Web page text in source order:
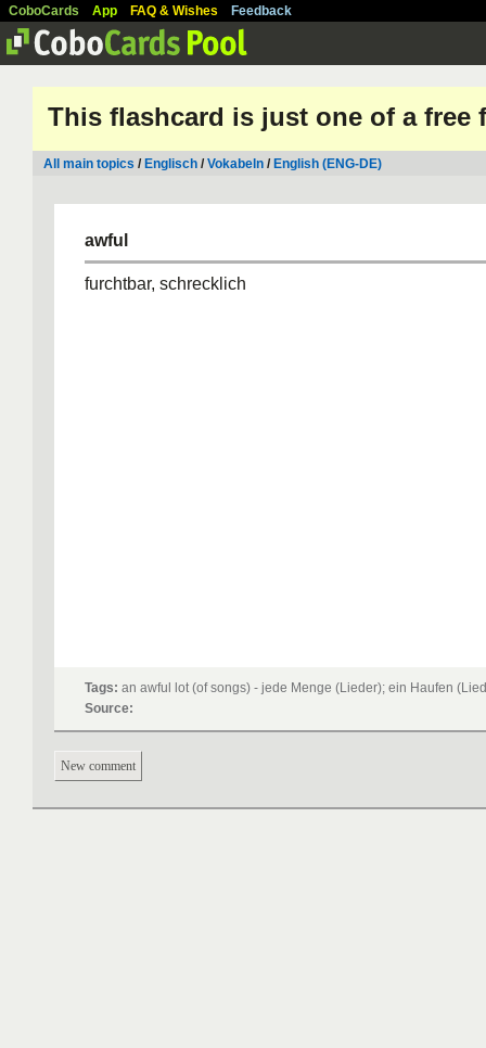
CoboCards App FAQ & Wishes Feedback
This flashcard is just one of a free
All main topics / Englisch /Vokabeln / English (ENG-DE)
awful
furchtbar, schrecklich
Tags: an awful lot (of songs) - jede Menge (Lieder); ein Haufen
Source:
New comment